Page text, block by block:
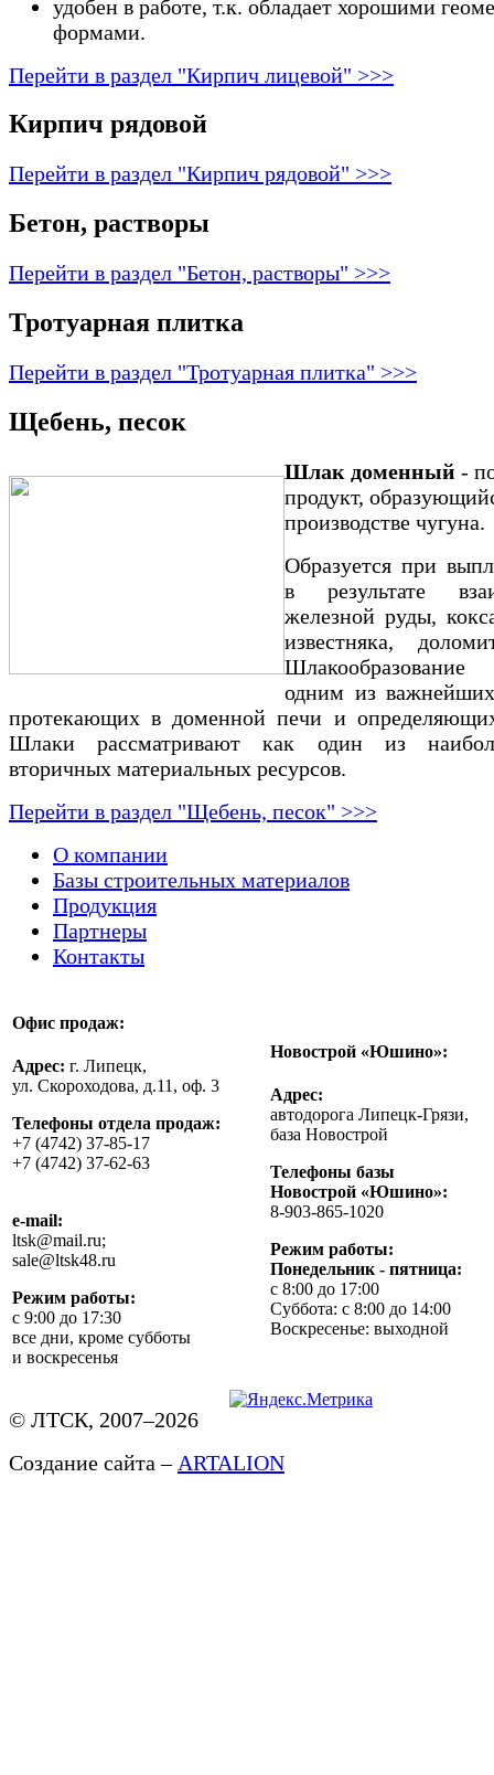
удобен в работе, т.к. обладает хорошими
формами.
Перейти в раздел "Кирпич лицевой" >>>
Кирпич рядовой
Перейти в раздел "Кирпич рядовой" >>>
Бетон, растворы
Перейти в раздел "Бетон, растворы" >>>
Тротуарная плитка
Перейти в раздел "Тротуарная плитка" >>>
Щебень, песок
Шлак доменный -
продукт,
производстве чугуна.
Образуется при
в результате
железной руды,
известняка,
одним из
протекающих в доменной печи и
Шлаки рассматривают как один из
вторичных материальных ресурсов.
Перейти в раздел "Щебень, песок" >>>
О компании
Базы строительных материалов
Продукция
Партнеры
Контакты
Офис продаж:
Адрес: г. Липецк,
ул. Скороходова, д.11, оф. 3
Телефоны отдела продаж:
+7 (4742) 37-85-17
+7 (4742) 37-62-63
e-mail:
ltsk@mail.ru;
sale@ltsk48.ru
Режим работы:
с 9:00 до 17:30
все дни, кроме субботы
и воскресенья
Новострой «Юшино»:
Адрес:
автодорога Липецк-Грязи,
база Новострой
Телефоны базы
Новострой «Юшино»:
8-903-865-1020
Режим работы:
Понедельник - пятница:
с 8:00 до 17:00
Суббота: с 8:00 до 14:00
Воскресенье: выходной
© ЛТСК, 2007–2026
Создание сайта – ARTALION